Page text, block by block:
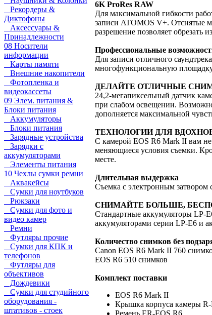
Рекордеры &
Диктофоны
Аксессуары &
Принадлежности
08 Носители
информации
Карты памяти
Внешние накопители
Фотопленка и
видеокассеты
09 Элем. питания &
Блоки питания
Аккумуляторы
Блоки питания
Зарядные устройства
Зарядки с
аккумуляторами
Элементы питания
10 Чехлы сумки ремни
Аквакейсы
Сумки для ноутбуков
Рюкзаки
Сумки для фото и
видео камер
Ремни
Футляры прочие
Сумки для КПК и
телефонов
Футляры для
объективов
Дождевики
Сумки для студийного
оборудования -
штативов - стоек
6K ProRes RAW
Для максимальной гибкости
записи ATOMOS V+. Отснятые
разрешение позволяет обрезать
Профессиональные
Для записи отличного
многофункциональную
ДЕЛАЙТЕ ОТЛИЧНЫЕ
24,2-мегапиксельный датчик
при слабом освещении.
дополняется максимальной
ТЕХНОЛОГИИ ДЛЯ
С камерой EOS R6 Mark II вам не
меняющиеся условия съемки.
месте.
Длительная выдержка
Съемка с электронным затвором
СНИМАЙТЕ БОЛЬШЕ,
Стандартные аккумуляторы LP-
аккумуляторами серии LP-E6 и
Количество снимков без
Canon EOS R6 Mark II 760
EOS R6 510 снимков
Комплект поставки
EOS R6 Mark II
Крышка корпуса камеры
Ремень ER-EOS R6